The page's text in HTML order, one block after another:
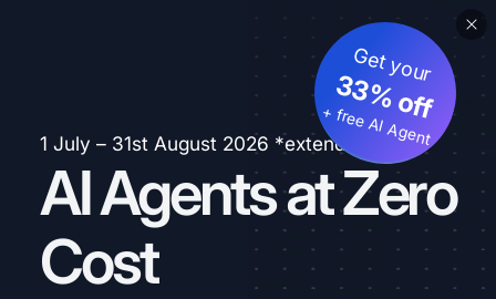
1 July – 31st August 2026 *extended
AI Agents at Zero
Cost
Get your
33% off
+ free AI Agent